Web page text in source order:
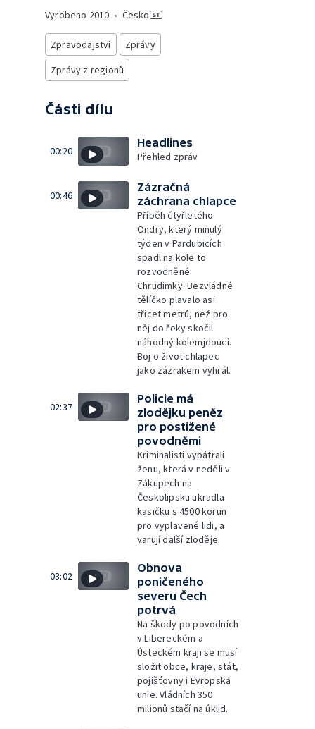
Vyrobeno 2010 • Česko
Zpravodajství
Zprávy
Zprávy z regionů
Části dílu
00:20
Headlines
Přehled zpráv
00:46
Zázračná
záchrana chlapce
Příběh čtyřletého
Ondry, který minulý
týden v Pardubicích
spadl na kole to
rozvodněné
Chrudimky. Bezvládné
tělíčko plavalo asi
třicet metrů, než pro
něj do řeky skočil
náhodný kolemjdoucí.
Boj o život chlapec
jako zázrakem vyhrál.
02:37
Policie má
zlodějku peněz
pro postižené
povodněmi
Kriminalisti vypátrali
ženu, která v neděli v
Zákupech na
Českolipsku ukradla
kasičku s 4500 korun
pro vyplavené lidi, a
varují další zloděje.
03:02
Obnova
poničeného
severu Čech
potrvá
Na škody po povodních
v Libereckém a
Ústeckém kraji se musí
složit obce, kraje, stát,
pojišťovny i Evropská
unie. Vládních 350
milionů stačí na úklid.